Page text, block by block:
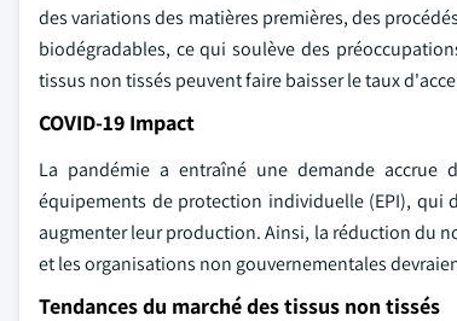
des variations des matières premières, des
biodégradables, ce qui soulève des
tissus non tissés peuvent faire baisser le taux
COVID-19 Impact
La pandémie a entraîné une demande accrue
équipements de protection individuelle (EPI), qui
augmenter leur production. Ainsi, la réduction du
et les organisations non gouvernementales
Tendances du marché des tissus non tissés